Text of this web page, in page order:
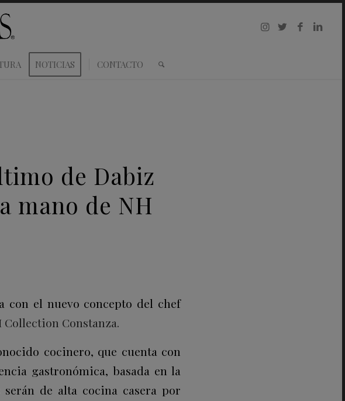
NOTICIAS CONTACTO
de Dabiz
mano de NH
con el nuevo concepto del chef
Collection Constanza.
cocinero, que cuenta con
gastronómica, basada en la
de alta cocina casera por